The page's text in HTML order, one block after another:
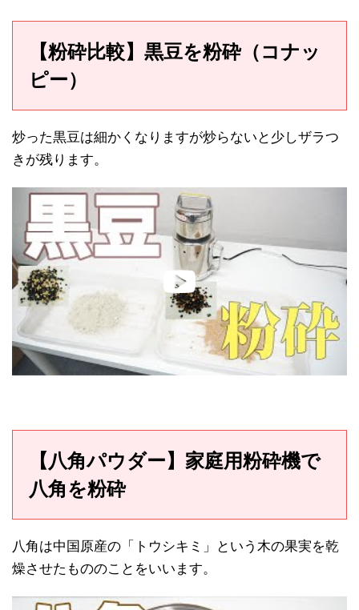
【粉砕比較】黒豆を粉砕（コナッ
ピー）
炒った黒豆は細かくなりますが炒らないと少しザラつ
きが残ります。
【八角パウダー】家庭用粉砕機で
八角を粉砕
八角は中国原産の「トウシキミ」という木の果実を乾
燥させたもののことをいいます。